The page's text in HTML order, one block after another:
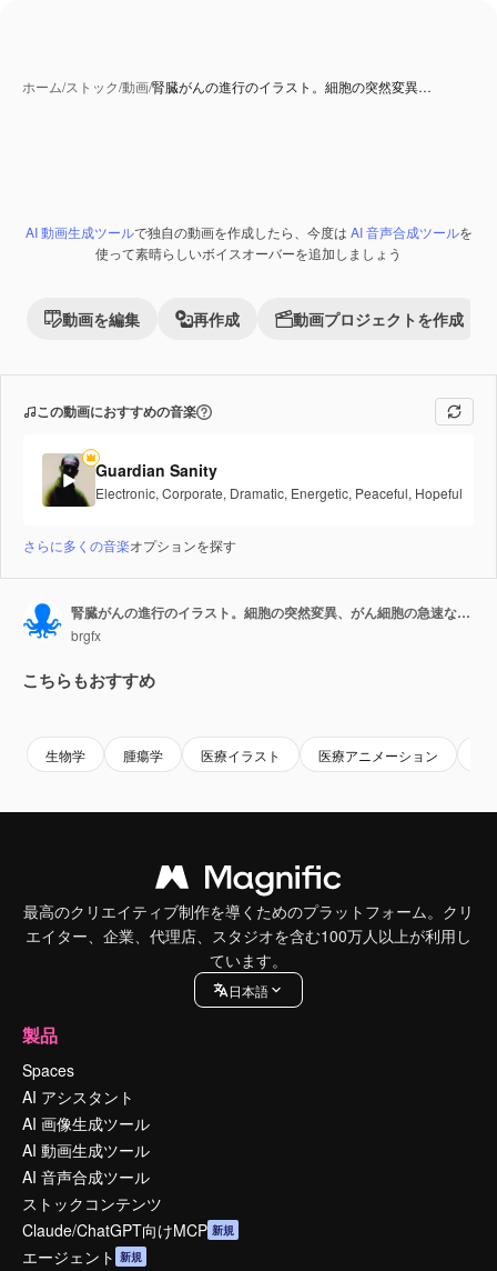
ホーム/ストック/動画/腎臓がんの進行のイラスト。細胞の突然変異…
Premium
AI 動画生成ツールで独自の動画を作成したら、今度は AI 音声合成ツールを
使って素晴らしいボイスオーバーを追加しましょう
動画を編集 再作成 動画プロジェクトを作成
この動画におすすめの音楽
Guardian Sanity
Electronic, Corporate, Dramatic, Energetic, Peaceful, Hopeful
さらに多くの音楽オプションを探す
腎臓がんの進行のイラスト。細胞の突然変異、がん細胞の急速な倍加、腫瘍形成を、明確でラベル付きの医療用グラフィックと滑らかなトランジションで示しています。
brgfx
こちらもおすすめ
生物学 腫瘍学 医療イラスト 医療アニメーション
最高のクリエイティブ制作を導くためのプラットフォーム。クリ
エイター、企業、代理店、スタジオを含む100万人以上が利用し
ています。
日本語
製品
Spaces
AI アシスタント
AI 画像生成ツール
AI 動画生成ツール
AI 音声合成ツール
ストックコンテンツ
Claude/ChatGPT向けMCP 新規
エージェント 新規